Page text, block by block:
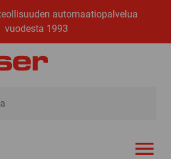
automaatiopalvelua
vuodesta 1993